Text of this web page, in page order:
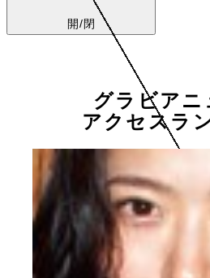
開/閉
グラビアニ
アクセスラ